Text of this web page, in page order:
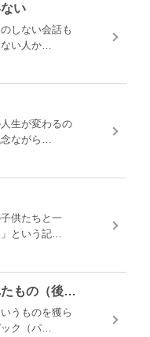
い
しない会話も
い人か…
生が変わるの
ながら…
供たちと一
という記…
アテネパラリンピックがくれたもの（後半）
うものを獲ら
ク（パ…